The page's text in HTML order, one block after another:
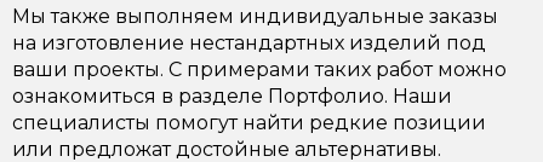
Мы также выполняем индивидуальные заказы
на изготовление нестандартных изделий под
ваши проекты. С примерами таких работ можно
ознакомиться в разделе Портфолио. Наши
специалисты помогут найти редкие позиции
или предложат достойные альтернативы.